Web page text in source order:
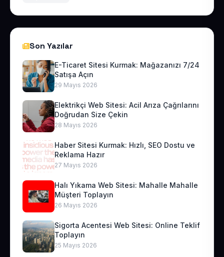
Son Yazılar
E-Ticaret Sitesi Kurmak: Mağazanızı 7/24
Satışa Açın
29 Mayıs 2026
Elektrikçi Web Sitesi: Acil Arıza Çağrılarını
Doğrudan Size Çekin
28 Mayıs 2026
Haber Sitesi Kurmak: Hızlı, SEO Dostu ve
Reklama Hazır
27 Mayıs 2026
Halı Yıkama Web Sitesi: Mahalle Mahalle
Müşteri Toplayın
26 Mayıs 2026
Sigorta Acentesi Web Sitesi: Online Teklif
Toplayın
25 Mayıs 2026